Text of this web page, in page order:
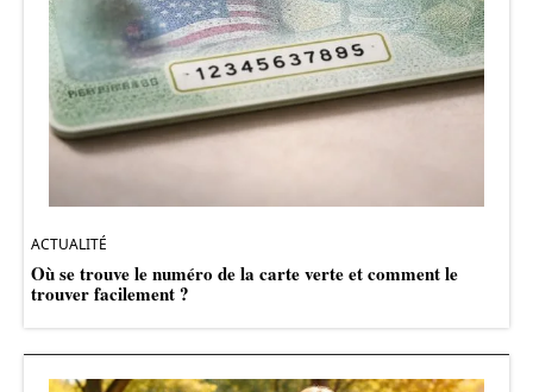
ACTUALITÉ
Où se trouve le numéro de la carte verte et comment le
trouver facilement ?